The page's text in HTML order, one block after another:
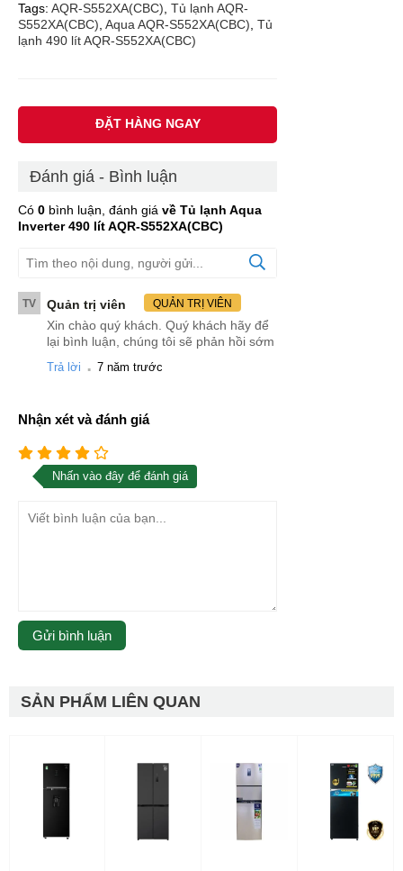
Tags: AQR-S552XA(CBC) Tủ lạnh AQR-
S552XA(CBC) Aqua AQR-S552XA(CBC) Tủ
lạnh 490 lít AQR-S552XA(CBC)
ĐẶT HÀNG NGAY
Đánh giá - Bình luận
Có 0 bình luận, đánh giá về Tủ lạnh Aqua
Inverter 490 lít AQR-S552XA(CBC)
TV Quản trị viên QUẢN TRỊ VIÊN
Xin chào quý khách. Quý khách hãy để
lại bình luận, chúng tôi sẽ phản hồi sớm
Trả lời . 7 năm trước
Nhận xét và đánh giá
Nhấn vào đây để đánh giá
SẢN PHẨM LIÊN QUAN